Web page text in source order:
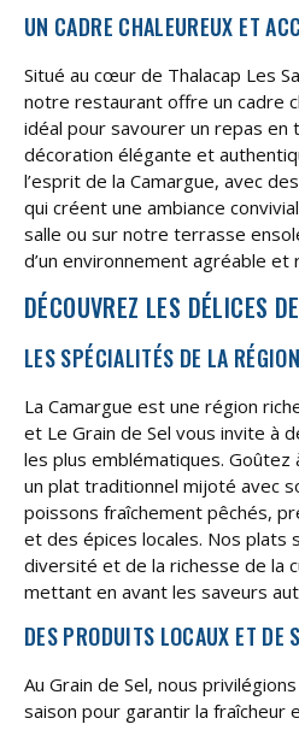
UN CADRE CHALEUREUX ET
Situé au cœur de Thalacap Les
notre restaurant offre un cadre
idéal pour savourer un repas en
décoration élégante et
l’esprit de la Camargue, avec
qui créent une ambiance
salle ou sur notre terrasse
d’un environnement agréable et
DÉCOUVREZ LES DÉLICES
LES SPÉCIALITÉS DE LA RÉGION
La Camargue est une région
et Le Grain de Sel vous invite à
les plus emblématiques. Goûtez
un plat traditionnel mijoté avec
poissons fraîchement pêchés,
et des épices locales. Nos plats
diversité et de la richesse de la
mettant en avant les saveurs
DES PRODUITS LOCAUX ET DE
Au Grain de Sel, nous
saison pour garantir la fraîcheur